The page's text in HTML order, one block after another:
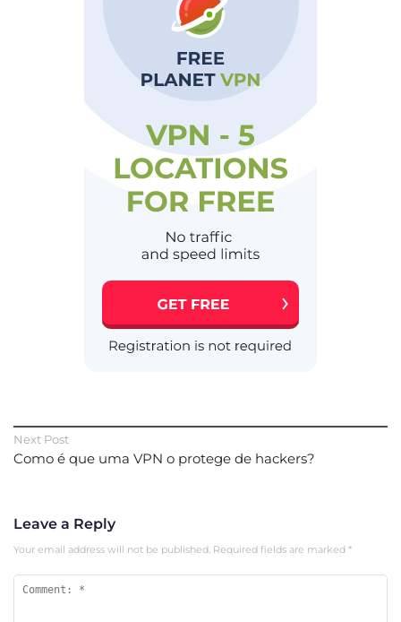
Next Post
Como é que uma VPN o protege de hackers?
Leave a Reply
Your email address will not be published. Required fields are marked *